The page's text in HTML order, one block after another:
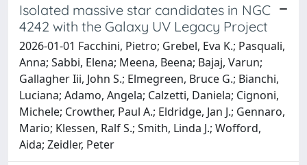
Isolated massive star candidates in NGC
4242 with the Galaxy UV Legacy Project
2026-01-01 Facchini, Pietro; Grebel, Eva K.; Pasquali,
Anna; Sabbi, Elena; Meena, Beena; Bajaj, Varun;
Gallagher Iii, John S.; Elmegreen, Bruce G.; Bianchi,
Luciana; Adamo, Angela; Calzetti, Daniela; Cignoni,
Michele; Crowther, Paul A.; Eldridge, Jan J.; Gennaro,
Mario; Klessen, Ralf S.; Smith, Linda J.; Wofford,
Aida; Zeidler, Peter